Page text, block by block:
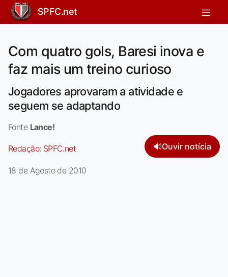
SPFC.net
Com quatro gols, Baresi inova e
faz mais um treino curioso
Jogadores aprovaram a atividade e
seguem se adaptando
Fonte Lance!
Redação: SPFC.net 🔊Ouvir notícia
18 de Agosto de 2010